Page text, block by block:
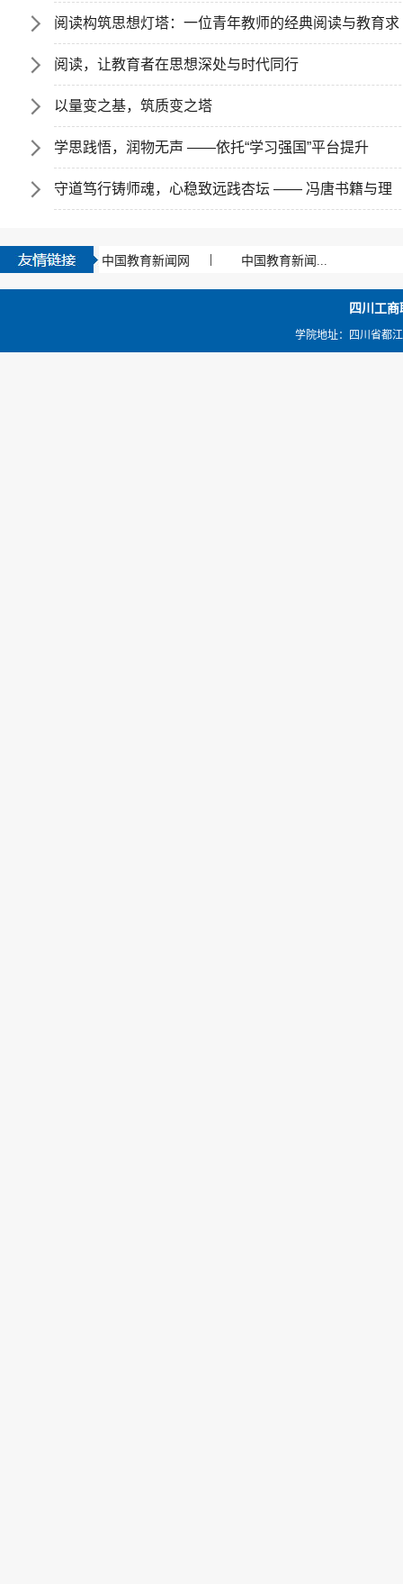
阅读构筑思想灯塔：一位青年教师的经典阅读与教育求
阅读，让教育者在思想深处与时代同行
以量变之基，筑质变之塔
学思践悟，润物无声 ——依托“学习强国”平台提升
守道笃行铸师魂，心稳致远践杏坛 —— 冯唐书籍与理
中国教育新闻网 中国教育新闻...
四川工
学院地址：四川省都